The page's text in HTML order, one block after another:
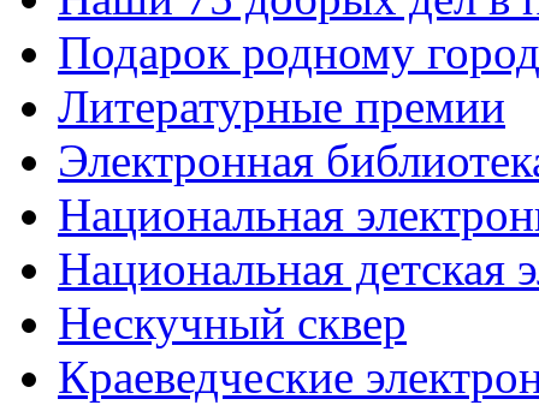
Подарок родному
Литературные премии
Электронная
Национальная
Национальная детская
Нескучный сквер
Краеведческие